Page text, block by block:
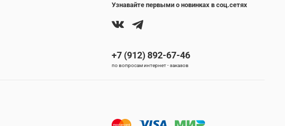
Узнавайте первыми о новинках в соц.сетях
+7 (912) 892-67-46
по вопросам интернет - заказов